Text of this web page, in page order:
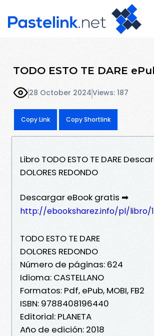
TODO ESTO TE DARE
28 October 2024Views: 187
Copy Link Copy Shortlink
Libro TODO ESTO TE DARE
DOLORES REDONDO
Descargar eBook gratis ➡
http://ebooksharez.info/pl/libro/
TODO ESTO TE DARE
DOLORES REDONDO
Número de páginas: 624
Idioma: CASTELLANO
Formatos: Pdf, ePub, MOBI, FB2
ISBN: 9788408196440
Editorial: PLANETA
Año de edición: 2018